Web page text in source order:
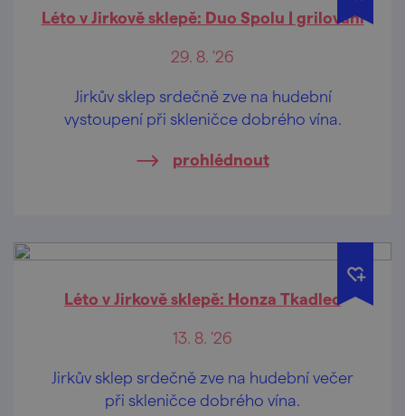
Léto v Jirkově sklepě: Duo Spolu | grilování
29. 8. '26
Jirkův sklep srdečně zve na hudební
vystoupení při skleničce dobrého vína.
prohlédnout
Léto v Jirkově sklepě: Honza Tkadlec
13. 8. '26
Jirkův sklep srdečně zve na hudební večer
při skleničce dobrého vína.